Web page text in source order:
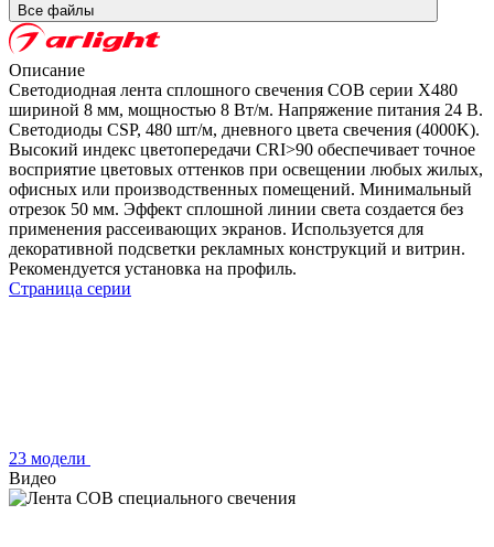
Все файлы
Описание
Светодиодная лента сплошного свечения COB серии X480
шириной 8 мм, мощностью 8 Вт/м. Напряжение питания 24 В.
Светодиоды CSP, 480 шт/м, дневного цвета свечения (4000K).
Высокий индекс цветопередачи CRI>90 обеспечивает точное
восприятие цветовых оттенков при освещении любых жилых,
офисных или производственных помещений. Минимальный
отрезок 50 мм. Эффект сплошной линии света создается без
применения рассеивающих экранов. Используется для
декоративной подсветки рекламных конструкций и витрин.
Рекомендуется установка на профиль.
Страница серии
23 модели
Видео